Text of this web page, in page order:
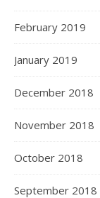
February 2019
January 2019
December 2018
November 2018
October 2018
September 2018